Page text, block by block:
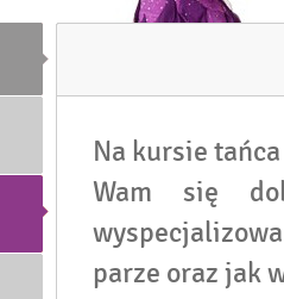
Na kursie
Wam się
parze oraz jak